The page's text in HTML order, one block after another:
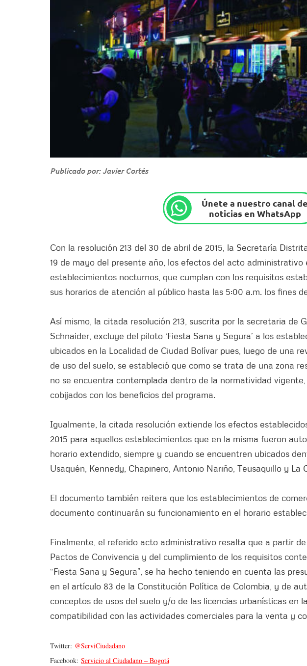
Publicado por: Javier Cortés
Únete a nuestro canal de
noticias en WhatsApp
Con la resolución 213 del 30 de abril de 2015, la Secretaría
19 de mayo del presente año, los efectos del acto administrativo
establecimientos nocturnos, que cumplan con los requisitos
sus horarios de atención al público hasta las 5:00 a.m. los fines
Así mismo, la citada resolución 213, suscrita por la secretaria de
Schnaider, excluye del piloto ‘Fiesta Sana y Segura’ a los
ubicados en la Localidad de Ciudad Bolívar pues, luego de una
de uso del suelo, se estableció que como se trata de una zona
no se encuentra contemplada dentro de la normatividad
cobijados con los beneficios del programa.
Igualmente, la citada resolución extiende los efectos
2015 para aquellos establecimientos que en la misma fueron
horario extendido, siempre y cuando se encuentren ubicados
Usaquén, Kennedy, Chapinero, Antonio Nariño, Teusaquillo y La
El documento también reitera que los establecimientos de
documento continuarán su funcionamiento en el horario
Finalmente, el referido acto administrativo resalta que a partir
Pactos de Convivencia y del cumplimiento de los requisitos
“Fiesta Sana y Segura”, se ha hecho teniendo en cuenta las
en el artículo 83 de la Constitución Política de Colombia, y de
conceptos de usos del suelo y/o de las licencias urbanísticas en
compatibilidad con las actividades comerciales para la venta y
Twitter: @ServiCiudadano
Facebook: Servicio al Ciudadano – Bogotá